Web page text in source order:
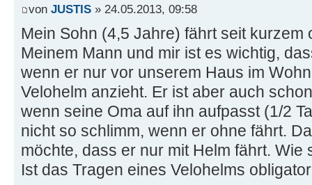
von JUSTIS » 24.05.2013, 09:58
Mein Sohn (4,5 Jahre) fährt seit kurzem
Meinem Mann und mir ist es wichtig,
wenn er nur vor unserem Haus im
Velohelm anzieht. Er ist aber auch
wenn seine Oma auf ihn aufpasst (1/2
nicht so schlimm, wenn er ohne fährt.
möchte, dass er nur mit Helm fährt.
Ist das Tragen eines Velohelms